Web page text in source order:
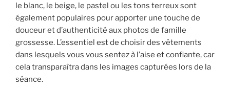
le blanc, le beige, le pastel ou les tons terreux sont
également populaires pour apporter une touche de
douceur et d’authenticité aux photos de famille
grossesse. L’essentiel est de choisir des vêtements
dans lesquels vous vous sentez à l’aise et confiante, car
cela transparaîtra dans les images capturées lors de la
séance.